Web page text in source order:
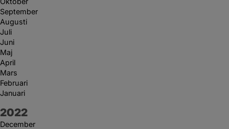
September
Augusti
Juli
Juni
Maj
April
Mars
Februari
Januari
År:
2022
December